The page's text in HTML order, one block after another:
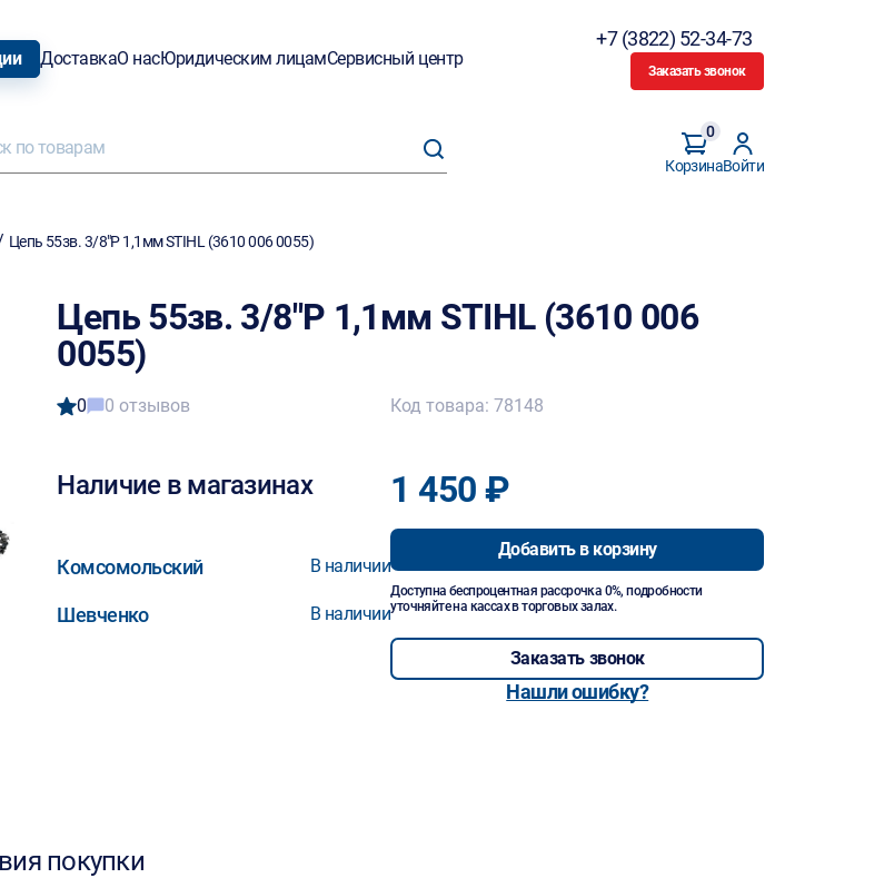
ДоставкаО насЮридическим лицамСервисный центр
+7 (3822) 52-34-73
Заказать звонок
Корзина
0
Войти
Цепь 55зв. 3/8"Р 1,1мм STIHL (3610 006 0055)
Цепь 55зв. 3/8"Р 1,1мм STIHL (3610 006
0055)
0 0 отзывов
Наличие в магазинах
Комсомольский В наличии
Шевченко В наличии
Код товара: 78148
1 450 ₽
Добавить в корзину
Доступна беспроцентная рассрочка 0%, подробности
уточняйте на кассах в торговых залах.
Заказать звонок
Нашли ошибку?
покупки